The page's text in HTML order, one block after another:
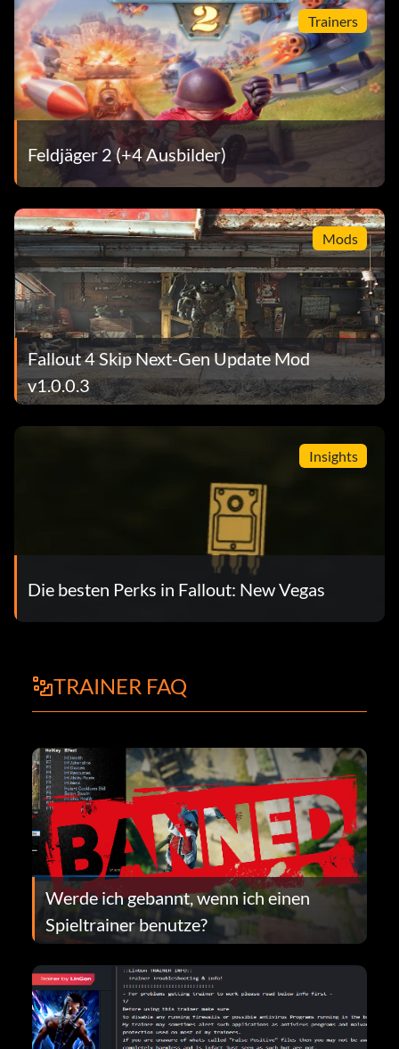
Trainers
Feldjäger 2 (+4 Ausbilder)
Mods
Fallout 4 Skip Next-Gen Update Mod
v1.0.0.3
Insights
Die besten Perks in Fallout: New Vegas
TRAINER FAQ
Werde ich gebannt, wenn ich einen
Spieltrainer benutze?